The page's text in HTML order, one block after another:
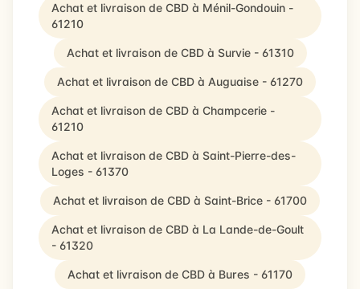
Achat et livraison de CBD à Ménil-Gondouin -
61210
Achat et livraison de CBD à Survie - 61310
Achat et livraison de CBD à Auguaise - 61270
Achat et livraison de CBD à Champcerie -
61210
Achat et livraison de CBD à Saint-Pierre-des-
Loges - 61370
Achat et livraison de CBD à Saint-Brice - 61700
Achat et livraison de CBD à La Lande-de-Goult
- 61320
Achat et livraison de CBD à Bures - 61170